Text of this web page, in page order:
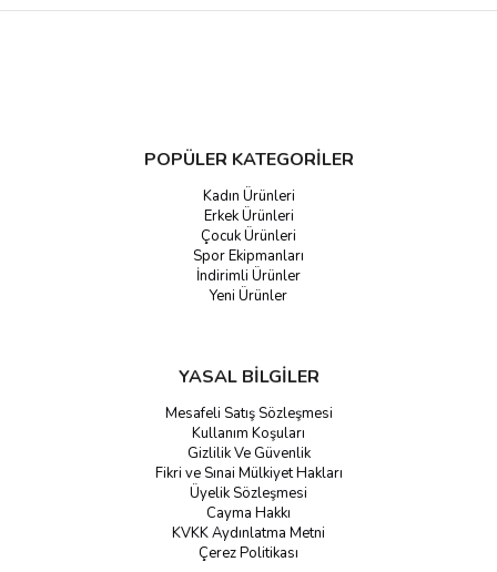
POPÜLER KATEGORİLER
Kadın Ürünleri
Erkek Ürünleri
Çocuk Ürünleri
Spor Ekipmanları
İndirimli Ürünler
Yeni Ürünler
YASAL BİLGİLER
Mesafeli Satış Sözleşmesi
Kullanım Koşuları
Gizlilik Ve Güvenlik
Fikri ve Sınai Mülkiyet Hakları
Üyelik Sözleşmesi
Cayma Hakkı
KVKK Aydınlatma Metni
Çerez Politikası